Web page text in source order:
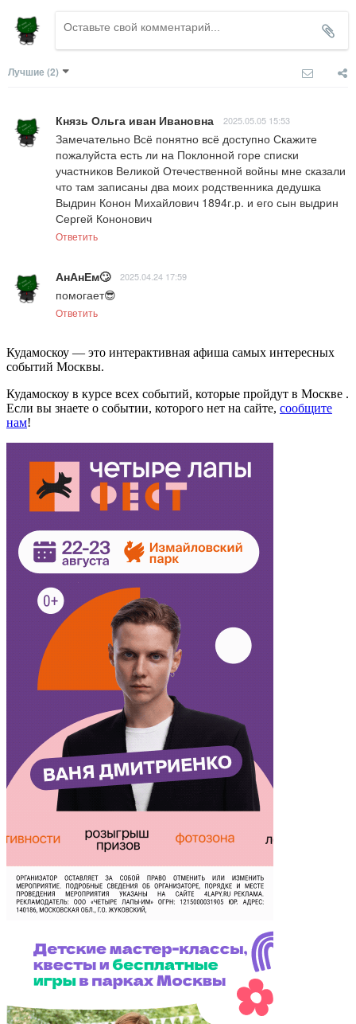
Лучшие (2)
Князь Ольга иван Ивановна 2025.05.05 15:53
Замечательно Всё понятно всё доступно Скажите
пожалуйста есть ли на Поклонной горе списки
участников Великой Отечественной войны мне сказали
что там записаны два моих родственника дедушка
Выдрин Конон Михайлович 1894г.р. и его сын выдрин
Сергей Кононович
Ответить
АнАнЕм🙄 2025.04.24 17:59
помогает😎
Ответить
Кудамоскоу — это интерактивная афиша самых интересных
событий Москвы.
Кудамоскоу в курсе всех событий, которые пройдут в Москве .
Если вы знаете о событии, которого нет на сайте, сообщите
нам!